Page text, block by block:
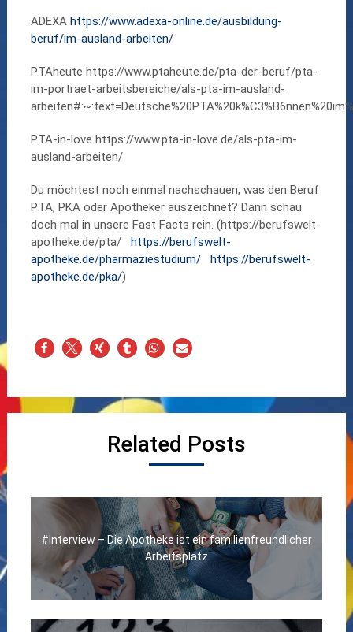
ADEXA https://www.adexa-online.de/ausbildung-
beruf/im-ausland-arbeiten/
PTAheute https://www.ptaheute.de/pta-der-beruf/pta-
im-portraet-arbeitsbereiche/als-pta-im-ausland-
PTA-in-love https://www.pta-in-love.de/als-pta-im-
ausland-arbeiten/
Du möchtest noch einmal nachschauen, was den Beruf
PTA, PKA oder Apotheker auszeichnet? Dann schau
doch mal in unsere Fast Facts rein. (https://berufswelt-
apotheke.de/pta/ https://berufswelt-
apotheke.de/pharmaziestudium/
https://berufswelt-
apotheke.de/pka/)
Related Posts
#Interview – Die Apotheke ist ein familienfreundlicher
Arbeitsplatz